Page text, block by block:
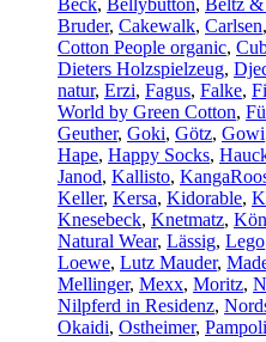
Bruder, Cakewalk, Carlsen,
Cotton People organic,
Dieters Holzspielzeug,
natur, Erzi, Fagus, Falke,
World by Green Cotton,
Geuther, Goki, Götz, Gowi
Hape, Happy Socks,
Janod, Kallisto,
Keller, Kersa, Kidorable,
Knesebeck, Knetmatz,
Natural Wear, Lässig, Lego
Loewe, Lutz Mauder,
Mellinger, Mexx, Moritz,
Nilpferd in Residenz,
Okaidi, Ostheimer,